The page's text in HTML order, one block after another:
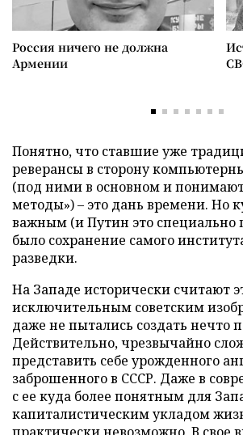
Россия ничего не должна
Армении
Понятно, что ставшие уже
реверансы в сторону
(под ними в основном и
методы») – это дань времени. Но
важным (и Путин это специально
было сохранение самого
разведки.
На Западе исторически считают
исключительным советским
даже не пытались создать нечто
Действительно, чрезвычайно
представить себе урожденного
заброшенного в СССР. Даже в
с ее куда более понятным для
капиталистическим укладом